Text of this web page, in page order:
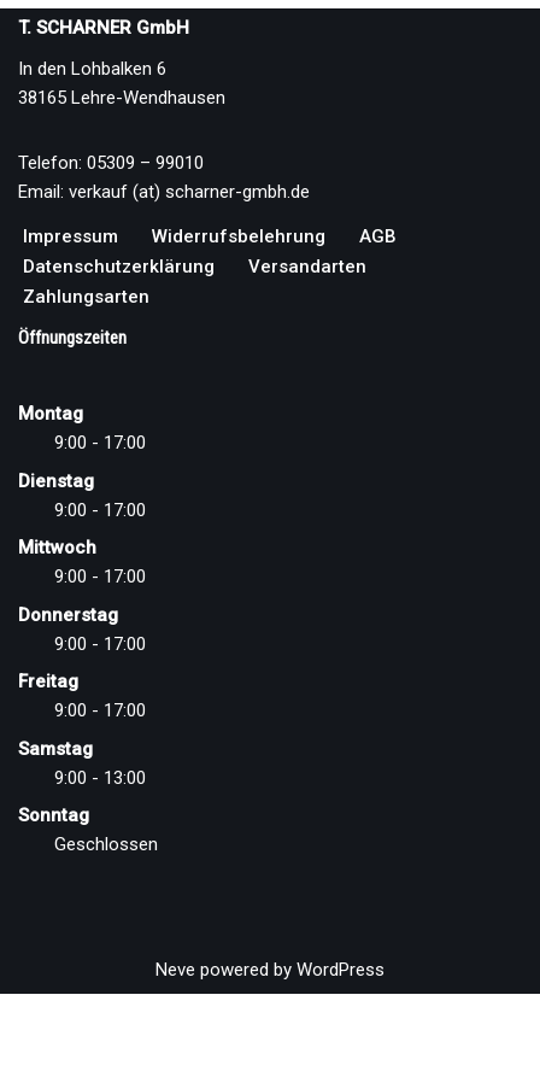
T. SCHARNER GmbH
In den Lohbalken 6
38165 Lehre-Wendhausen
Telefon: 05309 – 99010
Email: verkauf (at) scharner-gmbh.de
Impressum Widerrufsbelehrung
AGB
Datenschutzerklärung
Versandarten
Zahlungsarten
Öffnungszeiten
Montag
9:00 - 17:00
Dienstag
9:00 - 17:00
Mittwoch
9:00 - 17:00
Donnerstag
9:00 - 17:00
Freitag
9:00 - 17:00
Samstag
9:00 - 13:00
Sonntag
Geschlossen
Neve powered by WordPress